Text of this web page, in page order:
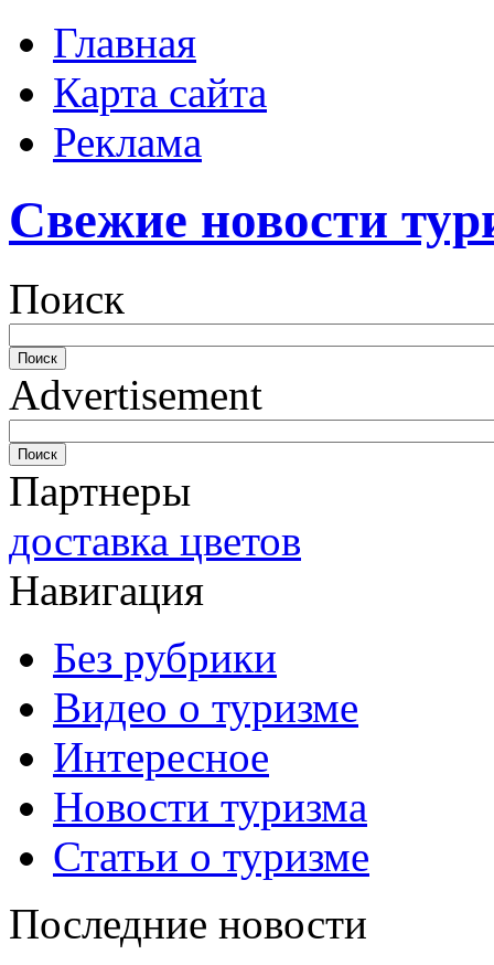
Главная
Карта сайта
Реклама
Свежие новости
Поиск
Advertisement
Партнеры
доставка цветов
Навигация
Без рубрики
Видео о туризме
Интересное
Новости туризма
Статьи о туризме
Последние новости